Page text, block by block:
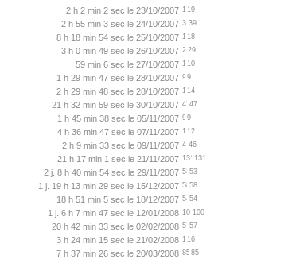
2 h 2 min 2 sec le 23/10/2007 19
2 h 55 min 3 sec le 24/10/2007 39
8 h 18 min 54 sec le 25/10/2007 18
3 h 0 min 49 sec le 26/10/2007 29
59 min 6 sec le 27/10/2007 10
1 h 29 min 47 sec le 28/10/2007 9
2 h 29 min 48 sec le 28/10/2007 14
21 h 32 min 59 sec le 30/10/2007 47
1 h 45 min 38 sec le 05/11/2007 9
4 h 36 min 47 sec le 07/11/2007 12
2 h 9 min 33 sec le 09/11/2007 46
21 h 17 min 1 sec le 21/11/2007 131
2 j. 8 h 40 min 54 sec le 29/11/2007 53
1 j. 19 h 13 min 29 sec le 15/12/2007 58
18 h 51 min 5 sec le 18/12/2007 54
1 j. 6 h 7 min 47 sec le 12/01/2008 100
20 h 42 min 33 sec le 02/02/2008 57
3 h 24 min 15 sec le 21/02/2008 16
7 h 37 min 26 sec le 20/03/2008 85